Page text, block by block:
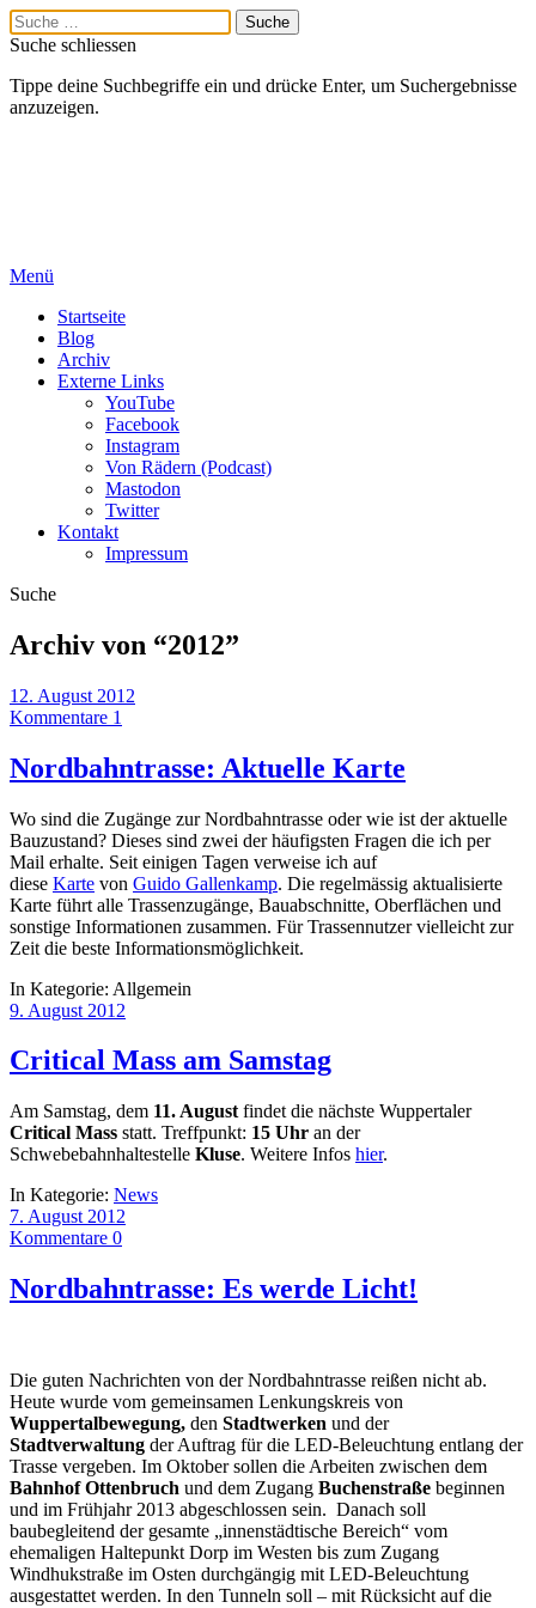
Suche schliessen
Tippe deine Suchbegriffe ein und drücke Enter, um Suchergebnisse
anzuzeigen.
Menü
Startseite
Blog
Archiv
Externe Links
YouTube
Facebook
Instagram
Von Rädern (Podcast)
Mastodon
Twitter
Kontakt
Impressum
Suche
Archiv von “2012”
12. August 2012
Kommentare 1
Nordbahntrasse: Aktuelle Karte
Wo sind die Zugänge zur Nordbahntrasse oder wie ist der aktuelle
Bauzustand? Dieses sind zwei der häufigsten Fragen die ich per
Mail erhalte. Seit einigen Tagen verweise ich auf
diese Karte von Guido Gallenkamp. Die regelmässig aktualisierte
Karte führt alle Trassenzugänge, Bauabschnitte, Oberflächen und
sonstige Informationen zusammen. Für Trassennutzer vielleicht zur
Zeit die beste Informationsmöglichkeit.
In Kategorie: Allgemein
9. August 2012
Critical Mass am Samstag
Am Samstag, dem 11. August findet die nächste Wuppertaler
Critical Mass statt. Treffpunkt: 15 Uhr an der
Schwebebahnhaltestelle Kluse. Weitere Infos hier.
In Kategorie: News
7. August 2012
Kommentare 0
Nordbahntrasse: Es werde Licht!
Die guten Nachrichten von der Nordbahntrasse reißen nicht ab.
Heute wurde vom gemeinsamen Lenkungskreis von
Wuppertalbewegung, den Stadtwerken und der
Stadtverwaltung der Auftrag für die LED-Beleuchtung entlang der
Trasse vergeben. Im Oktober sollen die Arbeiten zwischen dem
Bahnhof Ottenbruch und dem Zugang Buchenstraße beginnen
und im Frühjahr 2013 abgeschlossen sein. Danach soll
baubegleitend der gesamte „innenstädtische Bereich“ vom
ehemaligen Haltepunkt Dorp im Westen bis zum Zugang
Windhukstraße im Osten durchgängig mit LED-Beleuchtung
ausgestattet werden. In den Tunneln soll – mit Rücksicht auf die